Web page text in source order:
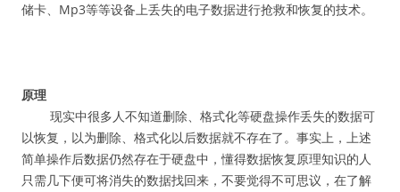
储卡、Mp3等等设备上丢失的电子数据进行抢救和恢复的技术。
原理
现实中很多人不知道删除、格式化等硬盘操作丢失的数据可
以恢复，以为删除、格式化以后数据就不存在了。事实上，上述
简单操作后数据仍然存在于硬盘中，懂得数据恢复原理知识的人
只需几下便可将消失的数据找回来，不要觉得不可思议，在了解